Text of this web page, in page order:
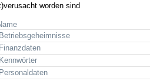
worden sind
Betriebsgeheimnisse
Finanzdaten
Kennwörter
Personaldaten